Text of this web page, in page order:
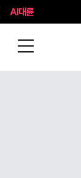
AI대륜